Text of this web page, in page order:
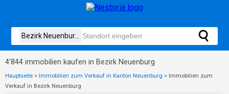
4’844 immobilien kaufen in Bezirk Neuenburg
Hauptseite > Immobilien zum Verkauf in Kanton Neuenburg > Immobilien zum
Verkauf in Bezirk Neuenburg